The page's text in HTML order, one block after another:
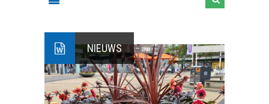
NIEUWS